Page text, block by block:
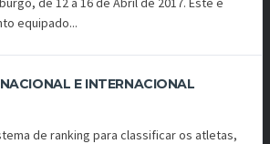
equipado...
E INTERNACIONAL
de ranking para classificar os atletas,